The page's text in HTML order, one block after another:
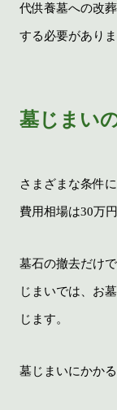
代供養墓への改
する必要がありま
墓じまい
さまざまな条件
費用相場は30万
墓石の撤去だけ
じまいでは、お
じます。
墓じまいにかか